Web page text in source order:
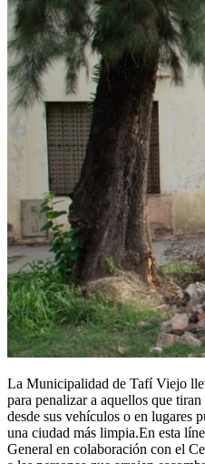
La Municipalidad de Tafí Viejo
para penalizar a aquellos que tiran
desde sus vehículos o en lugares
una ciudad más limpia.En esta
General en colaboración con el